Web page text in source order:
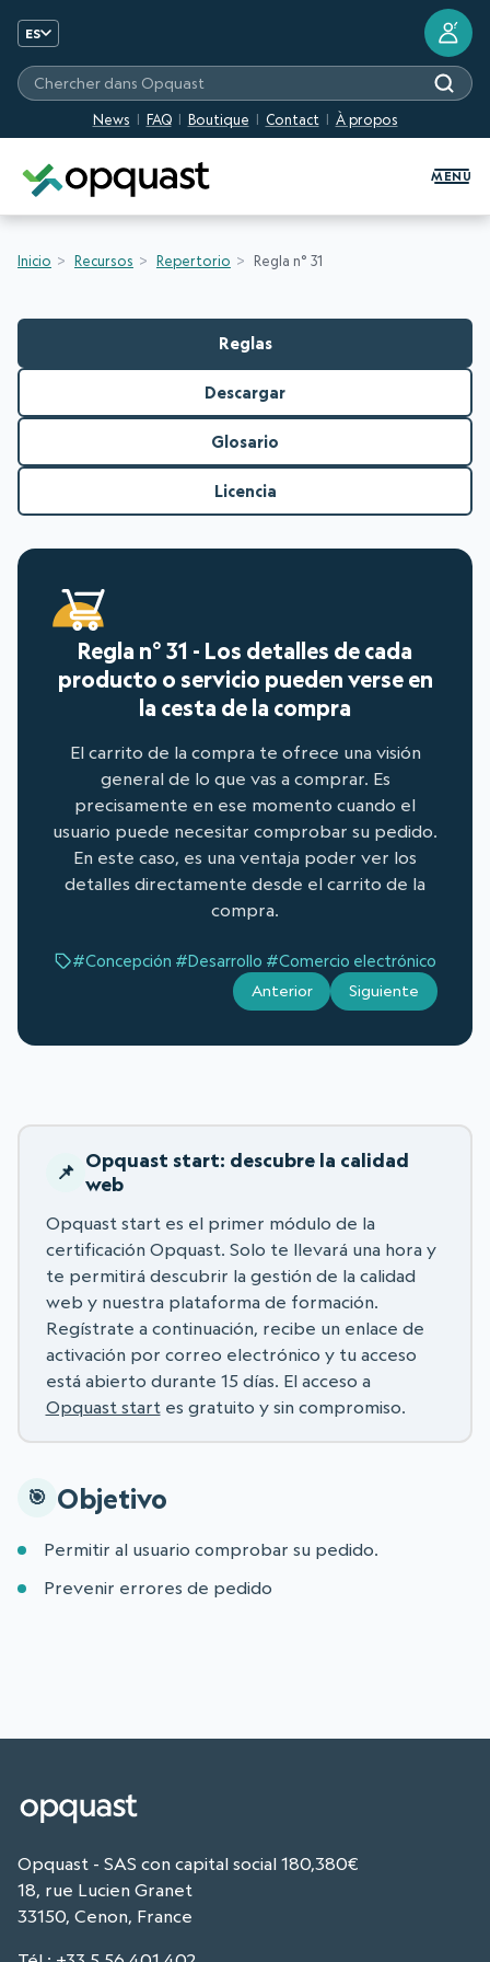
ES
News FAQ Boutique Contact À propos
Chercher dans Opquast
?
MENU
Inicio Recursos Repertorio Regla n° 31
Reglas
Descargar
Glosario
Licencia
Regla n° 31 - Los detalles de cada
producto o servicio pueden verse en
la cesta de la compra
El carrito de la compra te ofrece una visión
general de lo que vas a comprar. Es
precisamente en ese momento cuando el
usuario puede necesitar comprobar su pedido.
En este caso, es una ventaja poder ver los
detalles directamente desde el carrito de la
compra.
#Concepción #Desarrollo #Comercio electrónico
Anterior Siguiente
Opquast start: descubre la calidad
web
Opquast start es el primer módulo de la
certificación Opquast. Solo te llevará una hora y
te permitirá descubrir la gestión de la calidad
web y nuestra plataforma de formación.
Regístrate a continuación, recibe un enlace de
activación por correo electrónico y tu acceso
está abierto durante 15 días. El acceso a
Opquast startes gratuito y sin compromiso.
Objetivo
Permitir al usuario comprobar su pedido.
Prevenir errores de pedido
Opquast - SAS con capital social 180,380€
18, rue Lucien Granet
33150, Cenon, France